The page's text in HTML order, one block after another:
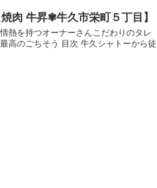
肉 牛昇✾牛久市栄町５丁目】
熱を持つオーナーさんこだわりのタレ
高のごちそう 目次 牛久シャトーから徒